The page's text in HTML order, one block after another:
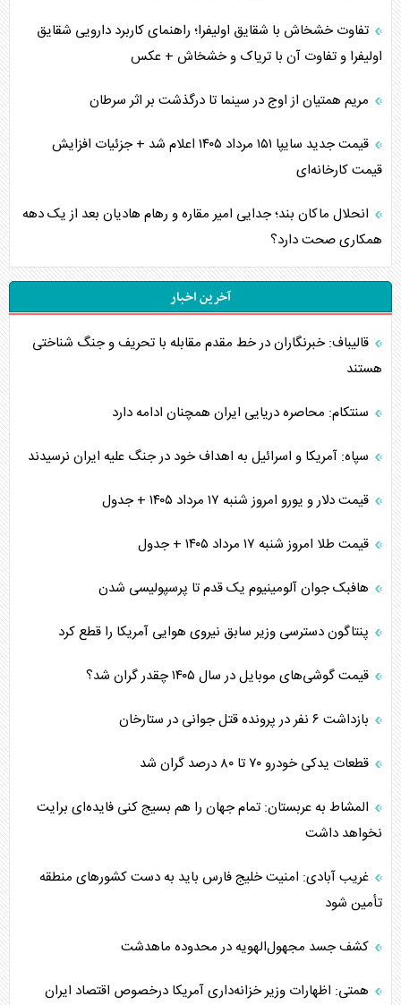
تفاوت خشخاش با شقایق اولیفرا؛ راهنمای کاربرد دارویی شقایق
اولیفرا و تفاوت آن با تریاک و خشخاش + عکس
مریم همتیان از اوج در سینما تا درگذشت بر اثر سرطان
قیمت جدید سایپا ۱۵۱ مرداد ۱۴۰۵ اعلام شد + جزئیات افزایش
قیمت کارخانه‌ای
انحلال ماکان بند؛ جدایی امیر مقاره و رهام هادیان بعد از یک دهه
همکاری صحت دارد؟
آخرین اخبار
قالیباف: خبرنگاران در خط مقدم مقابله با تحریف و جنگ شناختی
هستند
سنتکام: محاصره دریایی ایران همچنان ادامه دارد
سپاه: آمریکا و اسرائیل به اهداف خود در جنگ علیه ایران نرسیدند
قیمت دلار و یورو امروز شنبه ۱۷ مرداد ۱۴۰۵ + جدول
قیمت طلا امروز شنبه ۱۷ مرداد ۱۴۰۵ + جدول
هافبک جوان آلومینیوم یک قدم تا پرسپولیسی شدن
پنتاگون دسترسی وزیر سابق نیروی هوایی آمریکا را قطع کرد
قیمت گوشی‌های موبایل در سال ۱۴۰۵ چقدر گران شد؟
بازداشت ۶ نفر در پرونده قتل جوانی در ستارخان
قطعات یدکی خودرو ۷۰ تا ۸۰ درصد گران شد
المشاط به عربستان: تمام جهان را هم بسیج کنی فایده‌ای برایت
نخواهد داشت
غریب آبادی: امنیت خلیج فارس باید به دست کشورهای منطقه
تأمین شود
کشف جسد مجهول‌الهویه در محدوده ماهدشت
همتی: اظهارات وزیر خزانه‌داری آمریکا درخصوص اقتصاد ایران